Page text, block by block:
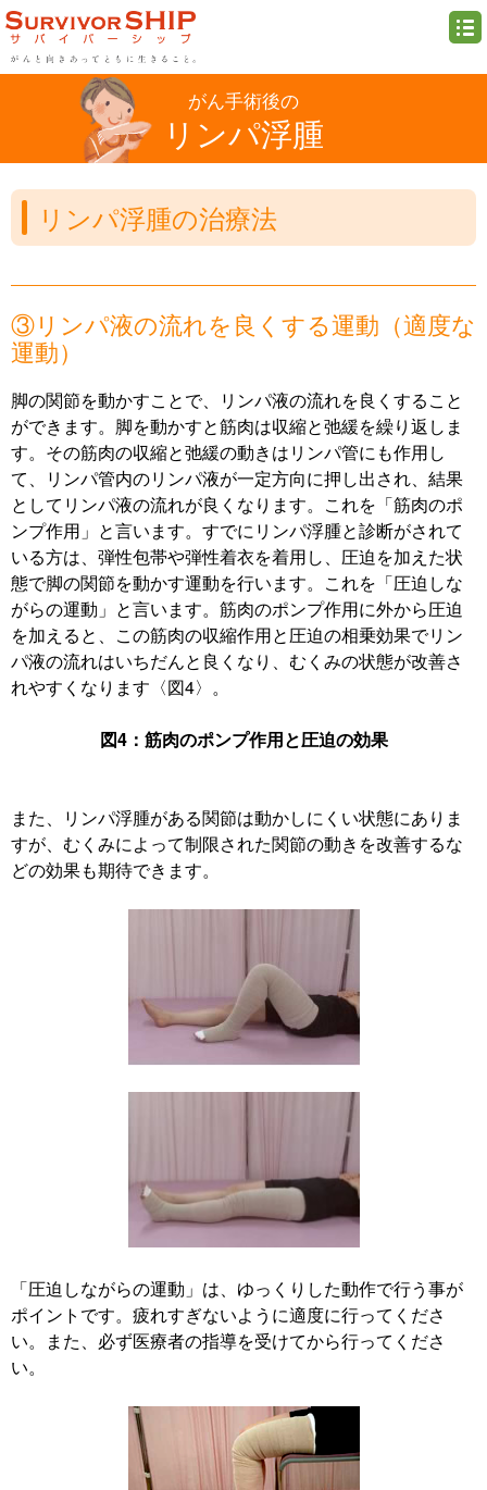
がん手術後の
リンパ浮腫
リンパ浮腫の治療法
③リンパ液の流れを良くする運動（適度な
運動）
脚の関節を動かすことで、リンパ液の流れを良くすること
ができます。脚を動かすと筋肉は収縮と弛緩を繰り返しま
す。その筋肉の収縮と弛緩の動きはリンパ管にも作用し
て、リンパ管内のリンパ液が一定方向に押し出され、結果
としてリンパ液の流れが良くなります。これを「筋肉のポ
ンプ作用」と言います。すでにリンパ浮腫と診断がされて
いる方は、弾性包帯や弾性着衣を着用し、圧迫を加えた状
態で脚の関節を動かす運動を行います。これを「圧迫しな
がらの運動」と言います。筋肉のポンプ作用に外から圧迫
を加えると、この筋肉の収縮作用と圧迫の相乗効果でリン
パ液の流れはいちだんと良くなり、むくみの状態が改善さ
れやすくなります〈図4〉。
図4：筋肉のポンプ作用と圧迫の効果
また、リンパ浮腫がある関節は動かしにくい状態にありま
すが、むくみによって制限された関節の動きを改善するな
どの効果も期待できます。
「圧迫しながらの運動」は、ゆっくりした動作で行う事が
ポイントです。疲れすぎないように適度に行ってくださ
い。また、必ず医療者の指導を受けてから行ってくださ
い。